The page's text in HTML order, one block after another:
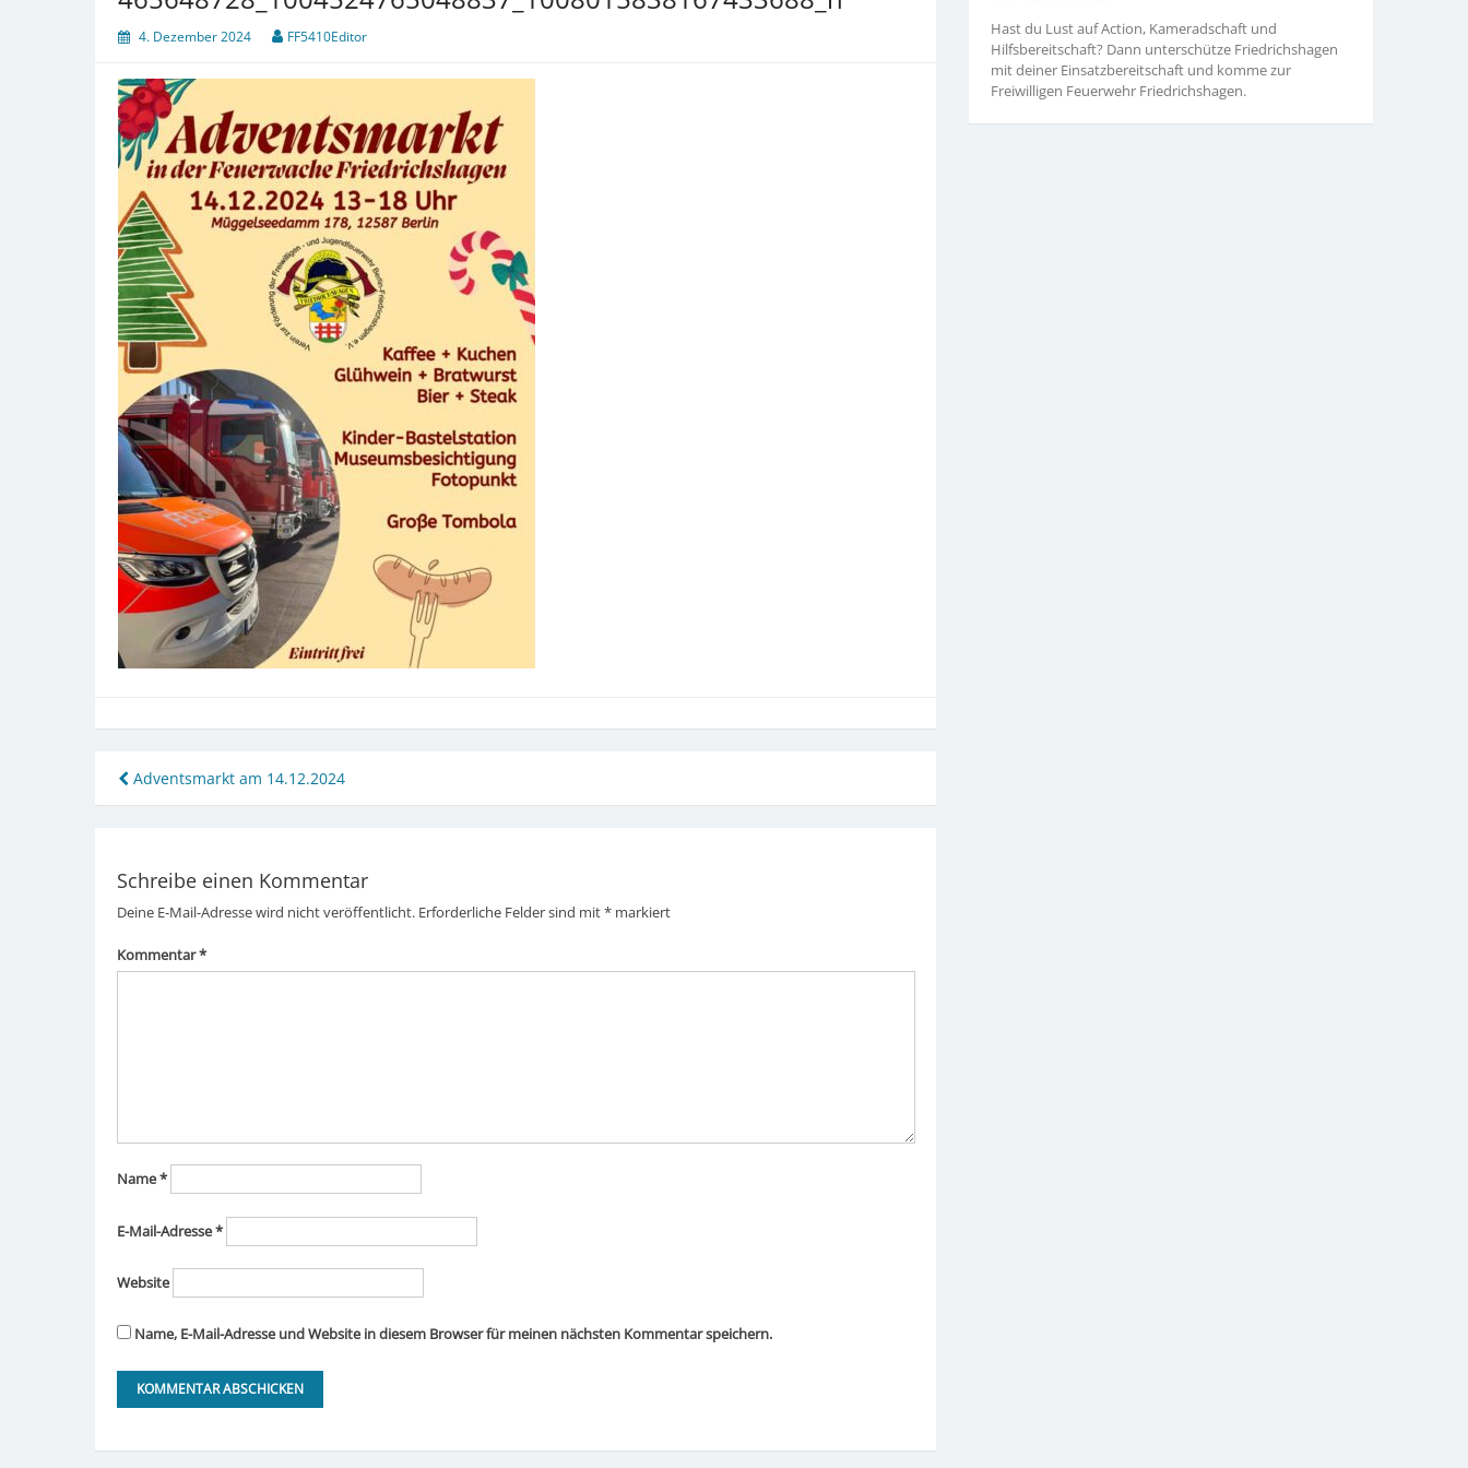
4. Dezember 2024 FF5410Editor
Beitragsnavigation
Adventsmarkt am 14.12.2024
Schreibe einen Kommentar
Deine E-Mail-Adresse wird nicht veröffentlicht. Erforderliche Felder sind mit*markiert
Kommentar*
Name*
E-Mail-Adresse*
Website
Name, E-Mail-Adresse und Website in diesem Browser für meinen nächsten Kommentar speichern.
Hast du Lust auf Action, Kameradschaft und
Hilfsbereitschaft? Dann unterschütze Friedrichshagen
mit deiner Einsatzbereitschaft und komme zur
Freiwilligen Feuerwehr Friedrichshagen.